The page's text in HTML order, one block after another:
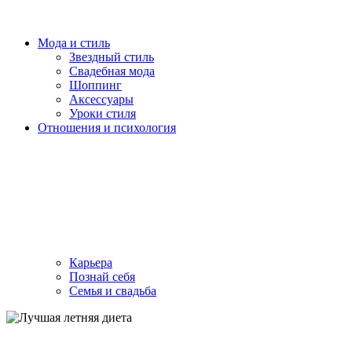
Мода и стиль
Звездный стиль
Свадебная мода
Шоппинг
Аксессуары
Уроки стиля
Отношения и психология
Карьера
Познай себя
Семья и свадьба